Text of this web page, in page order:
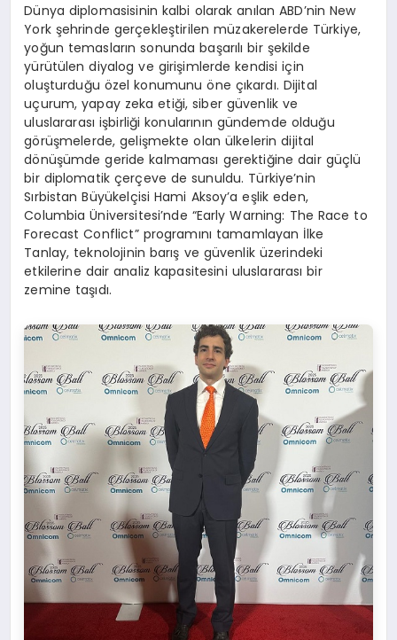
Dünya diplomasisinin kalbi olarak anılan ABD’nin New
York şehrinde gerçekleştirilen müzakerelerde Türkiye,
yoğun temasların sonunda başarılı bir şekilde
yürütülen diyalog ve girişimlerde kendisi için
oluşturduğu özel konumunu öne çıkardı. Dijital
uçurum, yapay zeka etiği, siber güvenlik ve
uluslararası işbirliği konularının gündemde olduğu
görüşmelerde, gelişmekte olan ülkelerin dijital
dönüşümde geride kalmaması gerektiğine dair güçlü
bir diplomatik çerçeve de sunuldu. Türkiye’nin
Sırbistan Büyükelçisi Hami Aksoy’a eşlik eden,
Columbia Üniversitesi’nde “Early Warning: The Race to
Forecast Conflict” programını tamamlayan İlke
Tanlay, teknolojinin barış ve güvenlik üzerindeki
etkilerine dair analiz kapasitesini uluslararası bir
zemine taşıdı.